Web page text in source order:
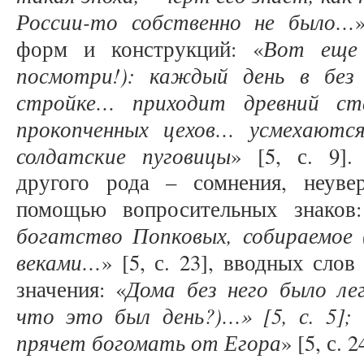
России-то собственно не было…
форм и конструкций: «Вот еще
посмотри!): каждый день в
стройке… приходит древний
прокопченных цехов…
солдатские пуговицы» [5, с. 9].
другого рода – сомнения,
помощью вопросительных
богатство Попковых,
веками…» [5, с. 23], вводных слов
значения: «Дома без него было
что это был день?)…» [5, с. 5];
прячет богомать от Егора» [5, с.